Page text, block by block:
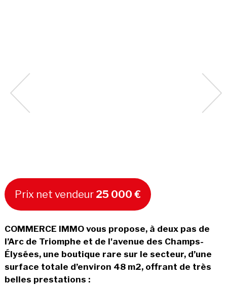
Prix net vendeur 25 000 €
COMMERCE IMMO vous propose, à deux pas de
l’Arc de Triomphe et de l'avenue des Champs-
Élysées, une boutique rare sur le secteur, d’une
surface totale d’environ 48 m2, offrant de très
belles prestations :